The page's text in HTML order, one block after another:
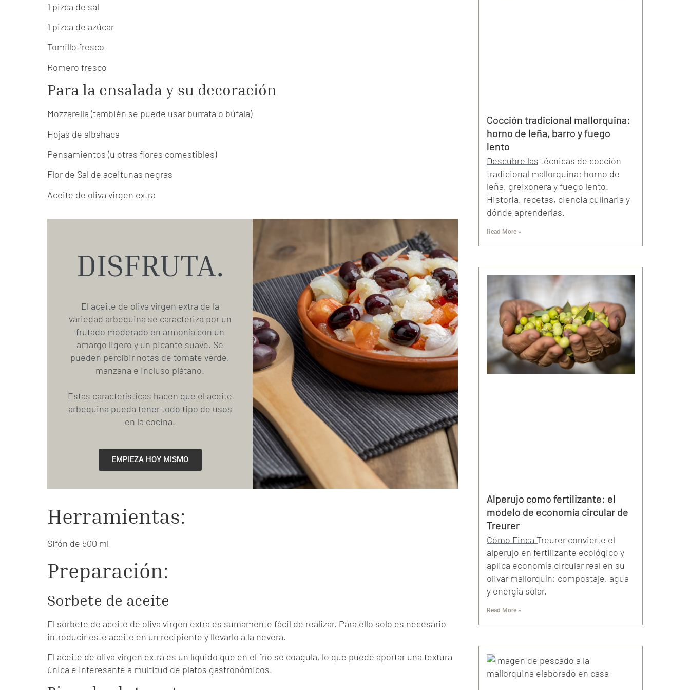
1 pizca de sal
1 pizca de azúcar
Tomillo fresco
Romero fresco
Para la ensalada y su decoración
Mozzarella (también se puede usar burrata o búfala)
Hojas de albahaca
Pensamientos (u otras flores comestibles)
Flor de Sal de aceitunas negras
Aceite de oliva virgen extra
DISFRUTA.
El aceite de oliva virgen extra de la
variedad arbequina se caracteriza por un
frutado moderado en armonía con un
amargo ligero y un picante suave. Se
pueden percibir notas de tomate verde,
manzana e incluso plátano.
Estas características hacen que el aceite
arbequina pueda tener todo tipo de usos
en la cocina.
EMPIEZA HOY MISMO
Herramientas:
Sifón de 500 ml
Preparación:
Sorbete de aceite
El sorbete de aceite de oliva virgen extra es sumamente fácil de realizar. Para ello solo es necesario
introducir este aceite en un recipiente y llevarlo a la nevera.
El aceite de oliva virgen extra es un líquido que en el frío se coagula, lo que puede aportar una textura
única e interesante a multitud de platos gastronómicos.
Cocción tradicional mallorquina:
horno de leña, barro y fuego
lento
Descubre las técnicas de cocción
tradicional mallorquina: horno de
leña, greixonera y fuego lento.
Historia, recetas, ciencia culinaria y
dónde aprenderlas.
Read More »
Alperujo como fertilizante: el
modelo de economía circular de
Treurer
Cómo Finca Treurer convierte el
alperujo en fertilizante ecológico y
aplica economía circular real en su
olivar mallorquín: compostaje, agua
y energía solar.
Read More »